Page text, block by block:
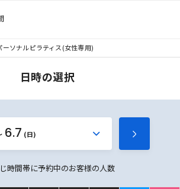
ーソナルピラティス(女性専用)
日時の選択
か6.7 (日)
次
時間帯に予約中のお客様の人数